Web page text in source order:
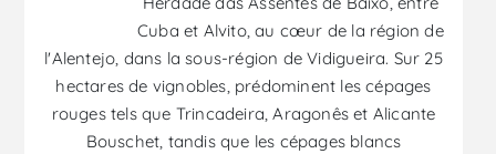
Cuba et Alvito, au cœur de la région de
l'Alentejo, dans la sous-région de Vidigueira. Sur 25
hectares de vignobles, prédominent les cépages
rouges tels que Trincadeira, Aragonês et Alicante
Bouschet, tandis que les cépages blancs